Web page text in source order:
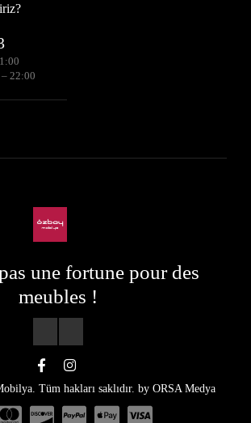
22:00
une fortune pour des
meubles !
Tüm hakları saklıdır. by ORSA Medya